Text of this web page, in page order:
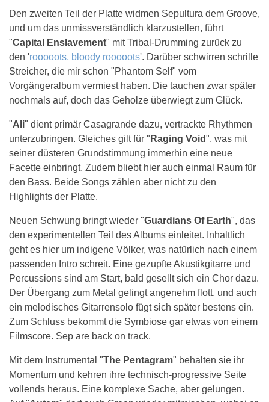
Den zweiten Teil der Platte widmen Sepultura dem Groove,
und um das unmissverständlich klarzustellen, führt
"Capital Enslavement" mit Tribal-Drumming zurück zu
den 'rooooots, bloody rooooots'. Darüber schwirren schrille
Streicher, die mir schon "Phantom Self" vom
Vorgängeralbum vermiest haben. Die tauchen zwar später
nochmals auf, doch das Geholze überwiegt zum Glück.
"Ali" dient primär Casagrande dazu, vertrackte Rhythmen
unterzubringen. Gleiches gilt für " Raging Void", was mit
seiner düsteren Grundstimmung immerhin eine neue
Facette einbringt. Zudem bliebt hier auch einmal Raum für
den Bass. Beide Songs zählen aber nicht zu den
Highlights der Platte.
Neuen Schwung bringt wieder "Guardians Of Earth", das
den experimentellen Teil des Albums einleitet. Inhaltlich
geht es hier um indigene Völker, was natürlich nach einem
passenden Intro schreit. Eine gezupfte Akustikgitarre und
Percussions sind am Start, bald gesellt sich ein Chor dazu.
Der Übergang zum Metal gelingt angenehm flott, und auch
ein melodisches Gitarrensolo fügt sich später bestens ein.
Zum Schluss bekommt die Symbiose gar etwas von einem
Filmscore. Sep are back on track.
Mit dem Instrumental "The Pentagram" behalten sie ihr
Momentum und kehren ihre technisch-progressive Seite
vollends heraus. Eine komplexe Sache, aber gelungen.